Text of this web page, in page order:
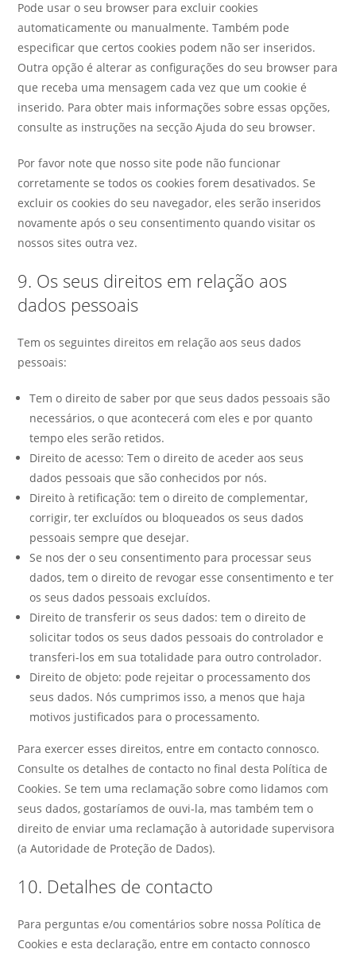
Pode usar o seu browser para excluir cookies
automaticamente ou manualmente. Também pode
especificar que certos cookies podem não ser inseridos.
Outra opção é alterar as configurações do seu browser para
que receba uma mensagem cada vez que um cookie é
inserido. Para obter mais informações sobre essas opções,
consulte as instruções na secção Ajuda do seu browser.
Por favor note que nosso site pode não funcionar
corretamente se todos os cookies forem desativados. Se
excluir os cookies do seu navegador, eles serão inseridos
novamente após o seu consentimento quando visitar os
nossos sites outra vez.
9. Os seus direitos em relação aos
dados pessoais
Tem os seguintes direitos em relação aos seus dados
pessoais:
Tem o direito de saber por que seus dados pessoais são
necessários, o que acontecerá com eles e por quanto
tempo eles serão retidos.
Direito de acesso: Tem o direito de aceder aos seus
dados pessoais que são conhecidos por nós.
Direito à retificação: tem o direito de complementar,
corrigir, ter excluídos ou bloqueados os seus dados
pessoais sempre que desejar.
Se nos der o seu consentimento para processar seus
dados, tem o direito de revogar esse consentimento e ter
os seus dados pessoais excluídos.
Direito de transferir os seus dados: tem o direito de
solicitar todos os seus dados pessoais do controlador e
transferi-los em sua totalidade para outro controlador.
Direito de objeto: pode rejeitar o processamento dos
seus dados. Nós cumprimos isso, a menos que haja
motivos justificados para o processamento.
Para exercer esses direitos, entre em contacto connosco.
Consulte os detalhes de contacto no final desta Política de
Cookies. Se tem uma reclamação sobre como lidamos com
seus dados, gostaríamos de ouvi-la, mas também tem o
direito de enviar uma reclamação à autoridade supervisora
(a Autoridade de Proteção de Dados).
10. Detalhes de contacto
Para perguntas e/ou comentários sobre nossa Política de
Cookies e esta declaração, entre em contacto connosco